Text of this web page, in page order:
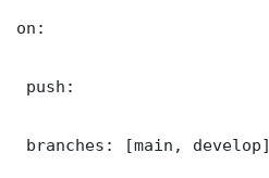
on:
push:
branches: [main, develop]